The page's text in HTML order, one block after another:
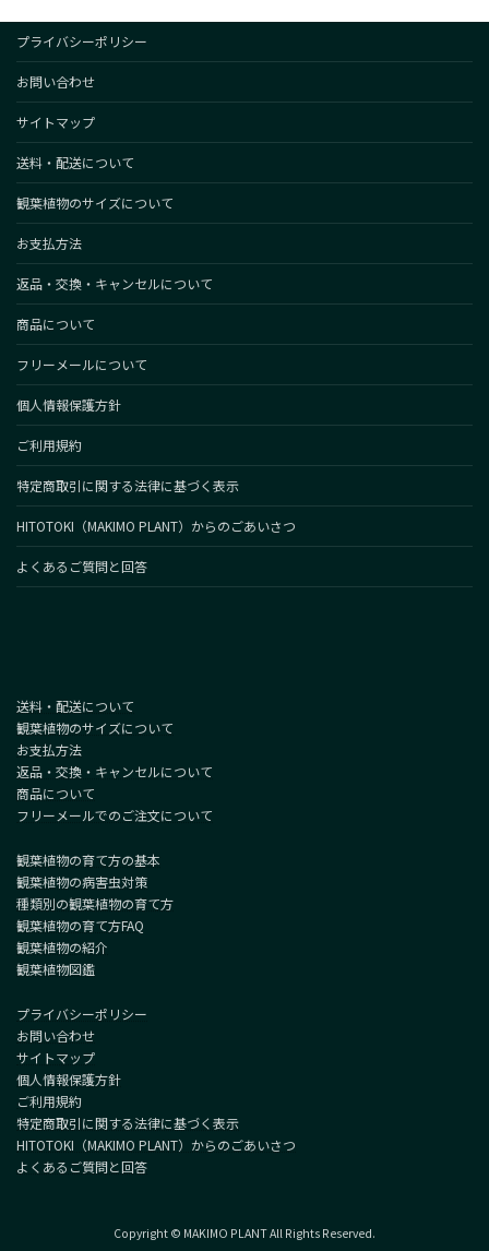
プライバシーポリシー
お問い合わせ
サイトマップ
送料・配送について
観葉植物のサイズについて
お支払方法
返品・交換・キャンセルについて
商品について
フリーメールについて
個人情報保護方針
ご利用規約
特定商取引に関する法律に基づく表示
HITOTOKI（MAKIMO PLANT）からのごあいさつ
よくあるご質問と回答
送料・配送について
観葉植物のサイズについて
お支払方法
返品・交換・キャンセルについて
商品について
フリーメールでのご注文について
観葉植物の育て方の基本
観葉植物の病害虫対策
種類別の観葉植物の育て方
観葉植物の育て方FAQ
観葉植物の紹介
観葉植物図鑑
プライバシーポリシー
お問い合わせ
サイトマップ
個人情報保護方針
ご利用規約
特定商取引に関する法律に基づく表示
HITOTOKI（MAKIMO PLANT）からのごあいさつ
よくあるご質問と回答
Copyright © MAKIMO PLANT All Rights Reserved.